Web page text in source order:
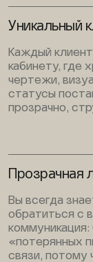
Уникальный
Каждый
кабинету, где
чертежи,
статусы
прозрачно,
Прозрачная
Вы всегда
обратиться с
«потерянных
связи, потому